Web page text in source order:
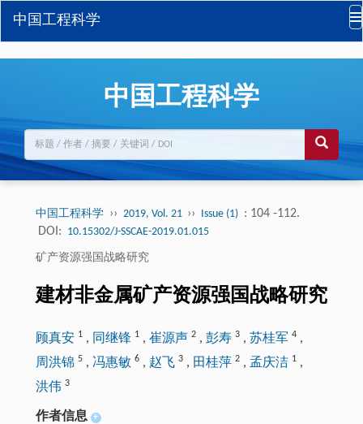
中国工程科学
中国工程科学
中国工程科学 ›› 2019, Vol. 21 ›› Issue (1) : 104 -112.
DOI: 10.15302/J-SSCAE-2019.01.015
矿产资源强国战略研究
建材非金属矿产资源强国战略研究
顾真安 1, 同继锋 1, 崔源声 2, 彭寿 3, 苏桂军 4,
周洪锦 5, 冯惠敏 6, 赵飞 3, 田桂萍 2, 孟庆洁 1,
洪伟 3
作者信息 +